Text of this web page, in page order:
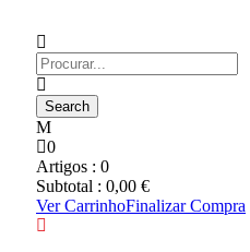
0
Artigos : 0
Subtotal : 0,00 €
Ver CarrinhoFinalizar Compra